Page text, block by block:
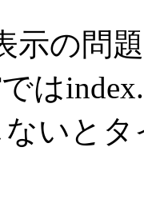
示の問
は
いと